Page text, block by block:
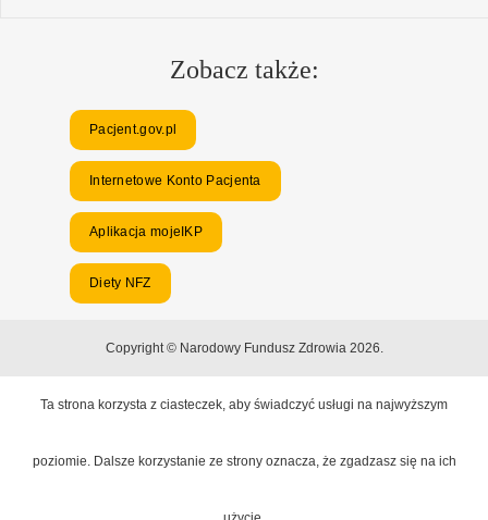
Zobacz także:
Pacjent.gov.pl
Internetowe Konto Pacjenta
Aplikacja mojeIKP
Diety NFZ
Copyright © Narodowy Fundusz Zdrowia 2026.
Ta strona korzysta z ciasteczek, aby świadczyć usługi na najwyższym
poziomie. Dalsze korzystanie ze strony oznacza, że zgadzasz się na ich